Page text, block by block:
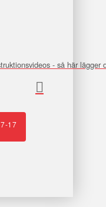
- så här lägger
17